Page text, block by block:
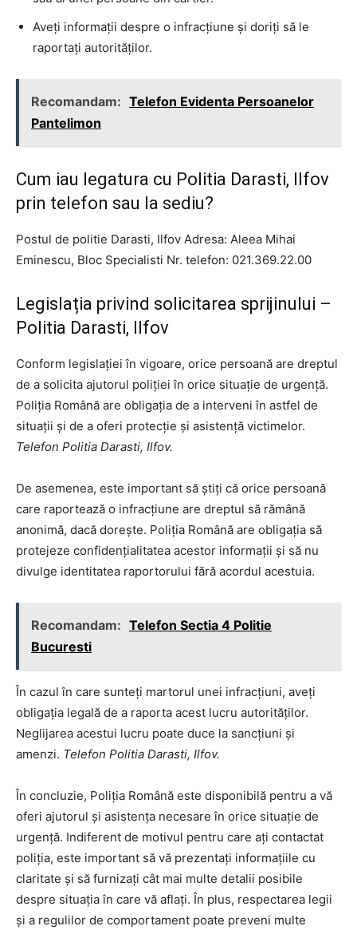
Aveți informații despre o infracțiune și doriți să le
raportați autorităților.
Recomandam: Telefon Evidenta Persoanelor
Pantelimon
Cum iau legatura cu Politia Darasti, Ilfov
prin telefon sau la sediu?
Postul de politie Darasti, Ilfov Adresa: Aleea Mihai
Eminescu, Bloc Specialisti Nr. telefon: 021.369.22.00
Legislația privind solicitarea sprijinului –
Politia Darasti, Ilfov
Conform legislației în vigoare, orice persoană are dreptul
de a solicita ajutorul poliției în orice situație de urgență.
Poliția Română are obligația de a interveni în astfel de
situații și de a oferi protecție și asistență victimelor.
Telefon Politia Darasti, Ilfov.
De asemenea, este important să știți că orice persoană
care raportează o infracțiune are dreptul să rămână
anonimă, dacă dorește. Poliția Română are obligația să
protejeze confidențialitatea acestor informații și să nu
divulge identitatea raportorului fără acordul acestuia.
Recomandam: Telefon Sectia 4 Politie
Bucuresti
În cazul în care sunteți martorul unei infracțiuni, aveți
obligația legală de a raporta acest lucru autorităților.
Neglijarea acestui lucru poate duce la sancțiuni și
amenzi. Telefon Politia Darasti, Ilfov.
În concluzie, Poliția Română este disponibilă pentru a vă
oferi ajutorul și asistența necesare în orice situație de
urgență. Indiferent de motivul pentru care ați contactat
poliția, este important să vă prezentați informațiile cu
claritate și să furnizați cât mai multe detalii posibile
despre situația în care vă aflați. În plus, respectarea legii
și a regulilor de comportament poate preveni multe